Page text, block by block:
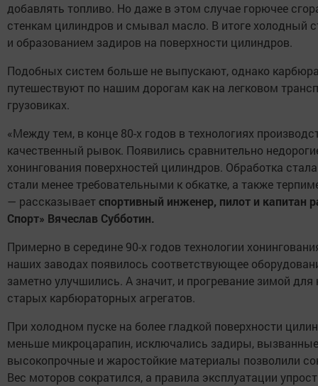
добавлять топливо. Но даже в этом случае горючее
стенкам цилиндров и смывал масло. В итоге холодный
и образованием задиров на поверхности цилиндров.
Подобных систем больше не выпускают, однако
путешествуют по нашим дорогам как на легковом
грузовиках.
«Между тем, в конце 80-х годов в технологиях
качественный рывок. Появились сравнительно
хонингования поверхностей цилиндров. Обработка
стали менее требовательными к обкатке, а также
— рассказываетспортивный инженер, пилот и капитан
Спорт» Вячеслав Субботин.
Примерно в середине 90-х годов технологии
наших заводах появилось соответствующее
заметно улучшились. А значит, и прогревание зимой
старых карбюраторных агрегатов.
При холодном пуске на более гладкой поверхности
меньше микроцарапин, исключались задиры,
высокопрочные и жаростойкие материалы позволили
Вес моторов сократился, а правила эксплуатации